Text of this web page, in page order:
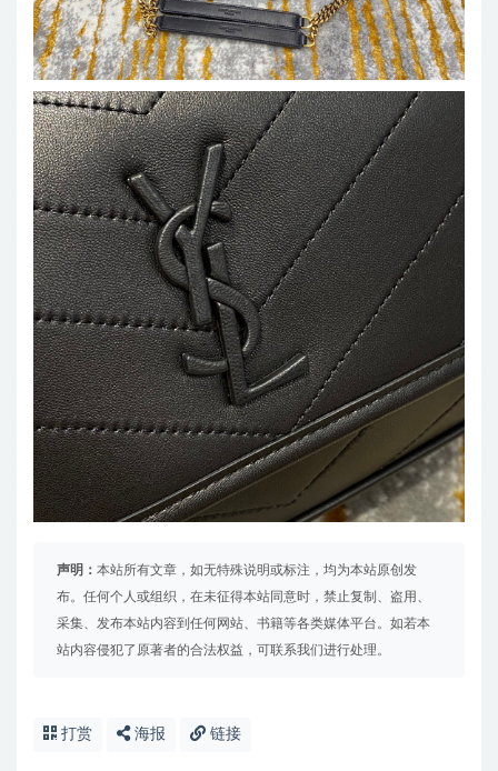
声明： 本站所有文章，如无特殊说明或标注，均为本站原创发
布。任何个人或组织，在未征得本站同意时，禁止复制、盗用、
采集、发布本站内容到任何网站、书籍等各类媒体平台。如若本
站内容侵犯了原著者的合法权益，可联系我们进行处理。
打赏 海报 链接